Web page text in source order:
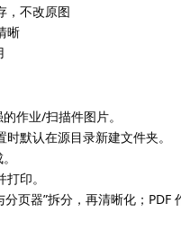
，不改原图
晰
作业/扫描件图片。
默认在源目录新建文件夹。
印。
页器”拆分，再清晰化；PDF